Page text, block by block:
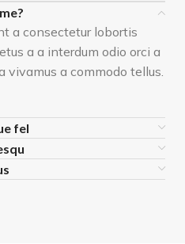
a consectetur lobortis
a a interdum odio orci a
a commodo tellus.
fel